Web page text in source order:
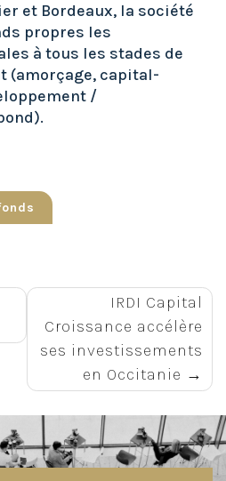
et Bordeaux, la société
propres les
à tous les stades de
(amorçage, capital-
/
IRDI Capital
Croissance accélère
ses investissements
en Occitanie